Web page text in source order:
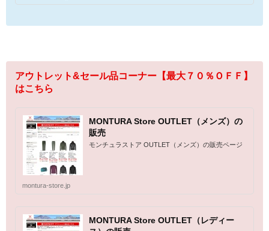
アウトレット&セール品コーナー【最大７０％ＯＦＦ】
はこちら
MONTURA Store OUTLET（メンズ）の
販売
モンチュラストア OUTLET（メンズ）の販売ページ
montura-store.jp
MONTURA Store OUTLET（レディー